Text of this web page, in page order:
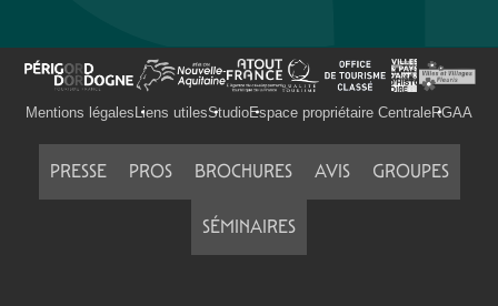
Mentions légalesLiens utilesStudioEspace propriétaire CentraleRGAA
PRESSE PROS BROCHURES AVIS GROUPES
SÉMINAIRES